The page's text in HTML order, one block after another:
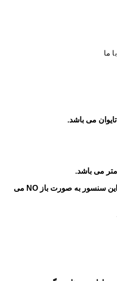
ما
خروجی آن به صورت NPN بوده همچنین وضعیت عملکرد مدار این سنسور به صورت باز NO می